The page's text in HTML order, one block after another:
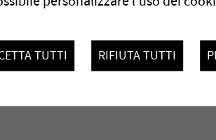
TUTTI RIFIUTA TUTTI